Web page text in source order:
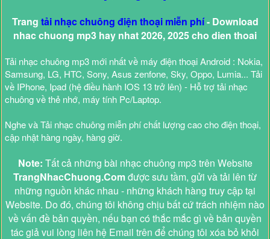
Trang tải nhạc chuông điện thoại miễn phí- Download
nhac chuong mp3 hay nhat 2026, 2025 cho dien thoai
Tải nhạc chuông mp3 mới nhất về máy điện thoại Android : Nokia,
Samsung, LG, HTC, Sony, Asus zenfone, Sky, Oppo, Lumia... Tải
về IPhone, Ipad (hệ điều hành IOS 13 trở lên) - Hỗ trợ tải nhạc
chuông về thẻ nhớ, máy tính Pc/Laptop.
Nghe và Tải nhạc chuông miễn phí chất lượng cao cho điện thoại,
cập nhật hàng ngày, hàng giờ.
Note: Tất cả những bài nhạc chuông mp3 trên Website
TrangNhacChuong.Comđược sưu tầm, gửi và tải lên từ
những nguồn khác nhau - những khách hàng truy cập tại
Website. Do đó, chúng tôi không chịu bất cứ trách nhiệm nào
về vấn đề bản quyền, nếu bạn có thắc mắc gì về bản quyền
tác giả vui lòng liên hệ Email trên để chúng tôi xóa bỏ khỏi